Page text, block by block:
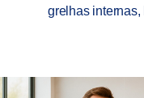
grelhas internas,